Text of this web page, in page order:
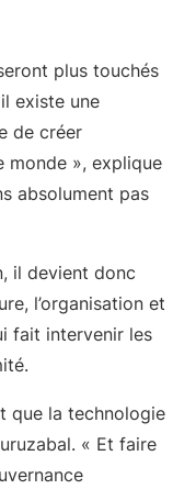
plus touchés
existe une
de créer
monde », explique
absolument pas
il devient donc
l’organisation et
fait intervenir les
que la technologie
« Et faire